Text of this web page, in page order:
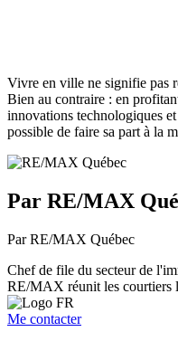
Vivre en ville ne signifie pas
Bien au contraire : en
innovations technologiques
possible de faire sa part à la
Par RE/MAX
Par RE/MAX Québec
Chef de file du secteur de
RE/MAX réunit les courtiers
Me contacter